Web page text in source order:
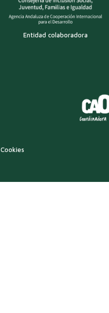
Entidad colaboradora
Cookies